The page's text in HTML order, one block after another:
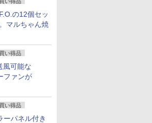
の12個セッ
マルちゃん焼
い得品
風可能な
ファンが
い得品
ーパネル付き